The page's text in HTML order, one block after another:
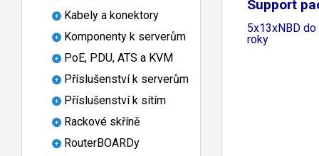
Kabely a konektory
Komponenty k serverům
PoE, PDU, ATS a KVM
Příslušenství k serverům
Příslušenství k sítím
Rackové skříně
RouterBOARDy
Support
5x13xNBD do
roky